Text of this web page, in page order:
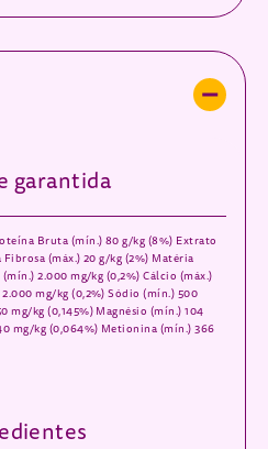
garantida
Bruta (mín.) 80 g/kg (8%) Extrato
(máx.) 20 g/kg (2%) Matéria
2.000 mg/kg (0,2%) Cálcio (máx.)
mg/kg (0,2%) Sódio (mín.) 500
mg/kg (0,145%) Magnésio (mín.) 104
mg/kg (0,064%) Metionina (mín.) 366